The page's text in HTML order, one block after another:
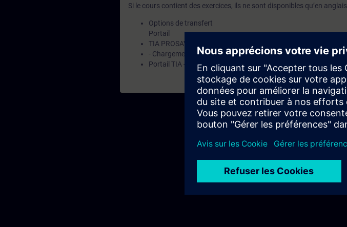
Si le cours contient des exercices, ils ne sont disponibles qu’en anglais.
Options de transfert
Portail
TIA PROSAVE SIMATIC
- Chargement de dialogue
Portail TIA - Barre-menus